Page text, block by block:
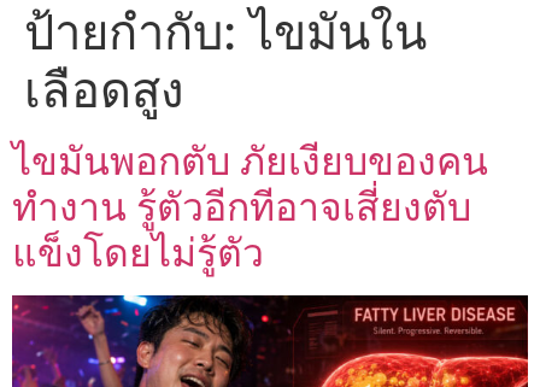
ป้ายกำกับ:ไขมันใน
เลือดสูง
ไขมันพอกตับ ภัยเงียบของคน
ทำงาน รู้ตัวอีกทีอาจเสี่ยงตับ
แข็งโดยไม่รู้ตัว